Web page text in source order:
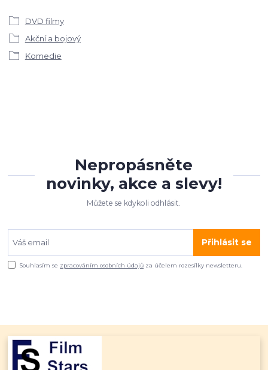
DVD filmy
Akční a bojový
Komedie
Nepropásněte
novinky, akce a slevy!
Můžete se kdykoli odhlásit.
Přihlásit se
Souhlasím se zpracováním osobních údajů za účelem rozesílky newsletteru.